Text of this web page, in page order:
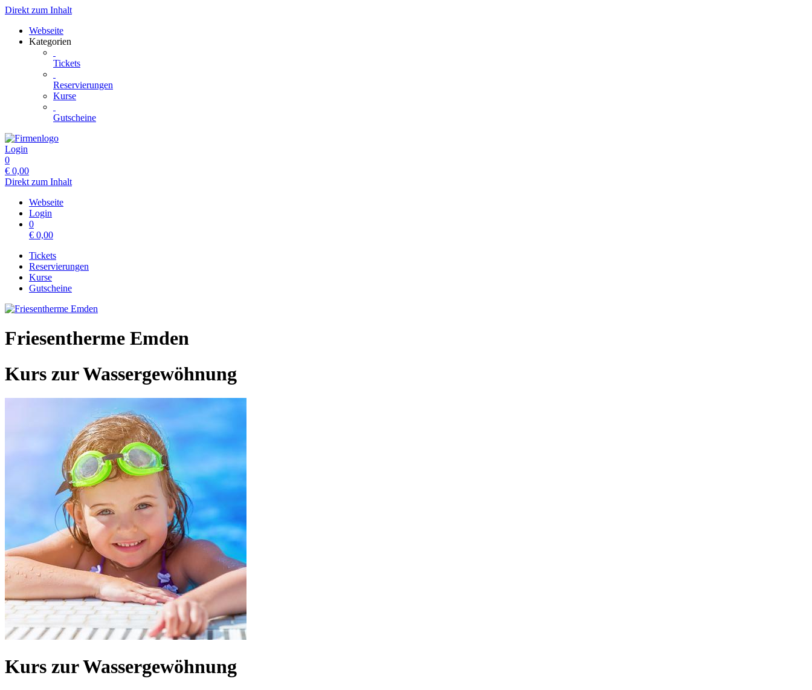
Direkt zum Inhalt
Webseite
Kategorien
Tickets
Reservierungen
Kurse
Gutscheine
Login
0
€ 0,00
Direkt zum Inhalt
Webseite
Login
0
€ 0,00
Tickets
Reservierungen
Kurse
Gutscheine
Friesentherme Emden
Kurs zur Wassergewöhnung
Kurs zur Wassergewöhnung